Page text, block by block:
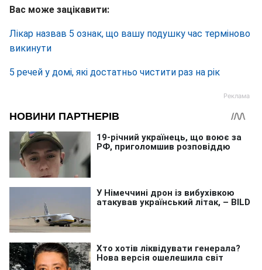
Вас може зацікавити:
Лікар назвав 5 ознак, що вашу подушку час терміново
викинути
5 речей у домі, які достатньо чистити раз на рік